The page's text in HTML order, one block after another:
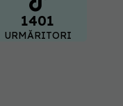
1401
URMĂRITORI